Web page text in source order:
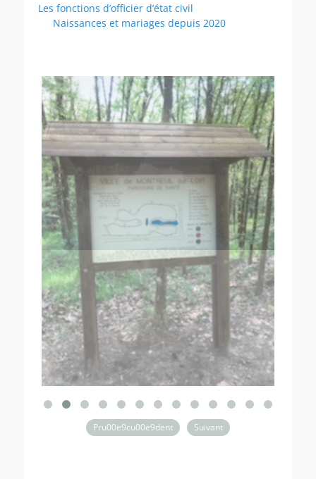
Les fonctions d’officier d’état civil
Naissances et mariages depuis 2020
Pru00e9cu00e9dent Suivant